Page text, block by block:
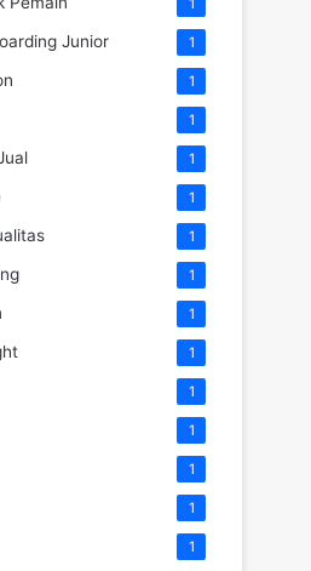
1
Junior 1
1
1
1
1
1
1
1
1
1
1
1
1
1